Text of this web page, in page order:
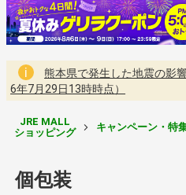
熊本県で発生した地震の影
6年7月29日13時時点）
JRE MALL
ショッピング
キャンペーン・特
個包装